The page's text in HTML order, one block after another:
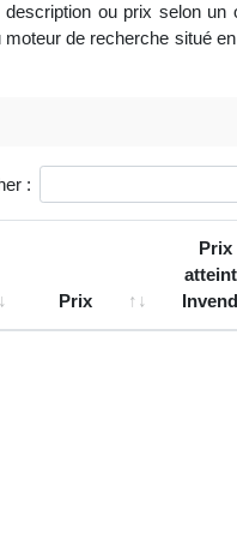
ou prix selon un
de recherche situé
:
Prix
Prix